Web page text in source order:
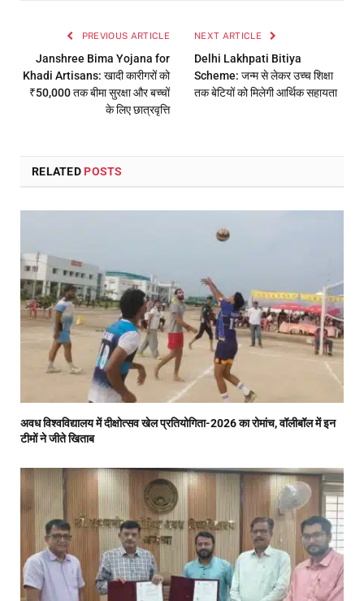
PREVIOUS ARTICLE
Janshree Bima Yojana for
Khadi Artisans: खादी कारीगरों को
₹50,000 तक बीमा सुरक्षा और बच्चों
के लिए छात्रवृत्ति
NEXT ARTICLE
Delhi Lakhpati Bitiya
Scheme: जन्म से लेकर उच्च शिक्षा
तक बेटियों को मिलेगी आर्थिक सहायता
RELATED POSTS
अवध विश्वविद्यालय में दीक्षोत्सव खेल प्रतियोगिता-2026 का रोमांच, वॉलीबॉल में इन
टीमों ने जीते खिताब